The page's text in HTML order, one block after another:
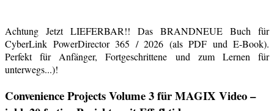
Achtung Jetzt LIEFERBAR!! Das BRANDNEUE Buch für
CyberLink PowerDirector 365 / 2026 (als PDF und E-Book).
Perfekt für Anfänger, Fortgeschrittene und zum Lernen für
unterwegs...)!
Convenience Projects Volume 3 für MAGIX Video –